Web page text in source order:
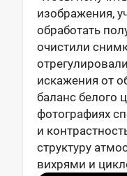
изображения,
обработать
очистили
искажения от
баланс белого
фотографиях
и
структуру
вихрями и